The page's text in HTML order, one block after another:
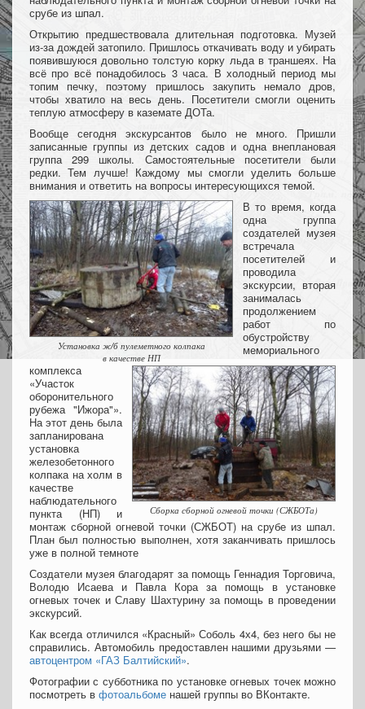
срубе из шпал.
Открытию предшествовала длительная подготовка. Музей
из-за дождей затопило. Пришлось откачивать воду и убирать
появившуюся довольно толстую корку льда в траншеях. На
всё про всё понадобилось 3 часа. В холодный период мы
топим печку, поэтому пришлось закупить немало дров,
чтобы хватило на весь день. Посетители смогли оценить
теплую атмосферу в каземате ДОТа.
Вообще сегодня экскурсантов было не много. Пришли
записанные группы из детских садов и одна внеплановая
группа 299 школы. Самостоятельные посетители были
редки. Тем лучше! Каждому мы смогли уделить больше
внимания и ответить на вопросы интересующихся темой.
Установка ж/б пулеметного колпака
в качестве НП
Сборка сборной огневой точки (СЖБОТа)
В то время, когда
одна группа
создателей музея
встречала
посетителей и
проводила
экскурсии, вторая
занималась
продолжением
работ по
обустройству
мемориального
комплекса
«Участок
оборонительного
рубежа "Ижора"».
На этот день была
запланирована
установка
железобетонного
колпака на холм в
качестве
наблюдательного
пункта (НП) и
монтаж сборной огневой точки (СЖБОТ) на срубе из шпал.
План был полностью выполнен, хотя заканчивать пришлось
уже в полной темноте
Создатели музея благодарят за помощь Геннадия Торговича,
Володю Исаева и Павла Кора за помощь в установке
огневых точек и Славу Шахтурину за помощь в проведении
экскурсий.
Как всегда отличился «Красный» Соболь 4х4, без него бы не
справились. Автомобиль предоставлен нашими друзьями —
автоцентром «ГАЗ Балтийский».
Фотографии с субботника по установке огневых точек можно
посмотреть в фотоальбоме нашей группы во ВКонтакте.